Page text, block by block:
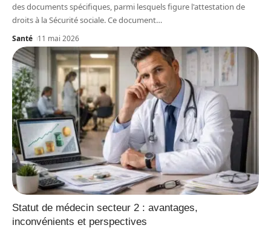
des documents spécifiques, parmi lesquels figure l'attestation de
droits à la Sécurité sociale. Ce document…
Santé 11 mai 2026
Statut de médecin secteur 2 : avantages,
inconvénients et perspectives